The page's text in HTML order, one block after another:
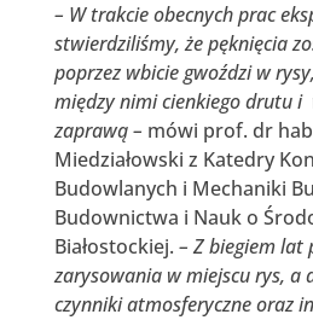
– W trakcie obecnych prac
stwierdziliśmy, że pęknięcia
poprzez wbicie gwoździ w
między nimi cienkiego drutu i
zaprawą – mówi prof. dr
Miedziałowski z Katedry
Budowlanych i Mechaniki
Budownictwa i Nauk o
Białostockiej. – Z biegiem lat
zarysowania w miejscu rys, a
czynniki atmosferyczne oraz